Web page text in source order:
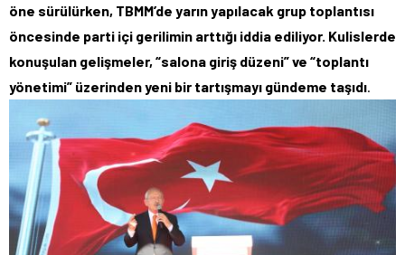
öne sürülürken, TBMM’de yarın yapılacak grup toplantısı
öncesinde parti içi gerilimin arttığı iddia ediliyor. Kulislerde
konuşulan gelişmeler, “salona giriş düzeni” ve “toplantı
yönetimi” üzerinden yeni bir tartışmayı gündeme taşıdı